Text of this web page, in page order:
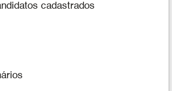
cadastrados